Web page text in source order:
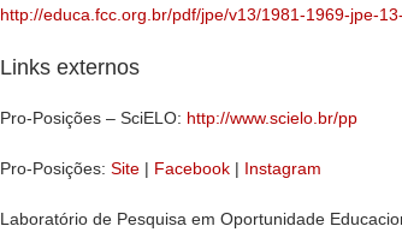
http://educa.fcc.org.br/pdf/jpe/v13/1981-1969-jpe-
Links externos
Pro-Posições – SciELO: http://www.scielo.br/pp
Pro-Posições: Site | Facebook | Instagram
Laboratório de Pesquisa em Oportunidade